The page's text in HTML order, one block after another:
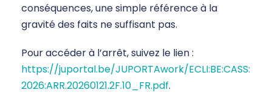
conséquences, une simple référence à la
gravité des faits ne suffisant pas.
Pour accéder à l’arrêt, suivez le lien :
https://juportal.be/JUPORTAwork/ECLI:BE:CASS:
2026:ARR.20260121.2F.10_FR.pdf.